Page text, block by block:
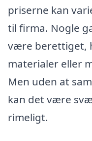
priserne kan
til firma. Nogle
være berettiget,
materialer eller
Men uden at
kan det være
rimeligt.